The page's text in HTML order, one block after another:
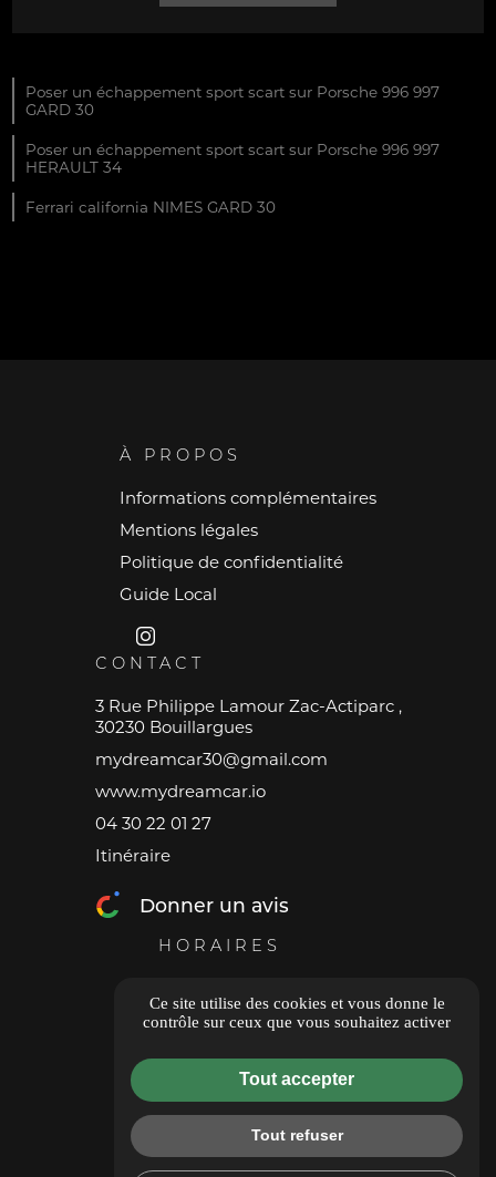
Poser un échappement sport scart sur Porsche 996 997
GARD 30
Poser un échappement sport scart sur Porsche 996 997
HERAULT 34
Ferrari california NIMES GARD 30
À PROPOS
Informations complémentaires
Mentions légales
Politique de confidentialité
Guide Local
CONTACT
3 Rue Philippe Lamour Zac-Actiparc ,
30230 Bouillargues
mydreamcar30@gmail.com
www.mydreamcar.io
04 30 22 01 27
Itinéraire
Donner un avis
HORAIRES
Du Lundi au Vendredi
08h à 12h - 14h à 18h
Dimanche fermé
Ce site utilise des cookies et vous donne le
contrôle sur ceux que vous souhaitez activer
Tout accepter
Tout refuser